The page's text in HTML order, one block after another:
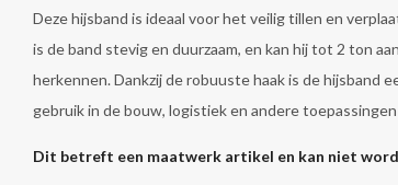
Deze hijsband is ideaal voor het veilig tillen en
is de band stevig en duurzaam, en kan hij tot 2 ton
herkennen. Dankzij de robuuste haak is de hijsband
gebruik in de bouw, logistiek en andere
Dit betreft een maatwerk artikel en kan niet